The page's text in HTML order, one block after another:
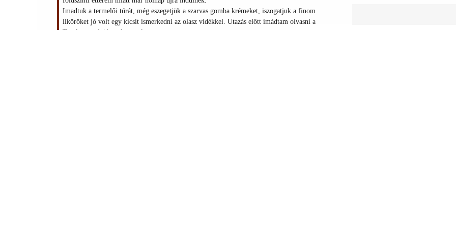
Imadtuk a termelői túrát, még eszegetjük a szarvas gomba krémeket, iszogatjuk a finom
liköröket jó volt egy kicsit ismerkedni az olasz vidékkel. Utazás előtt imádtam olvasni a
Toszkana mániát, sokat segített .